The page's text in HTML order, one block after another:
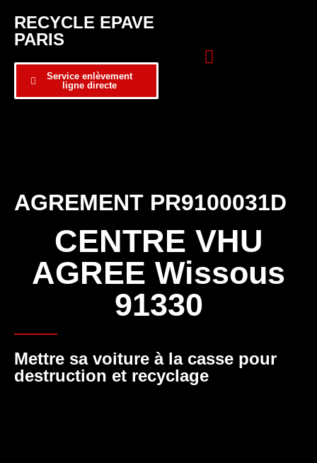
RECYCLE EPAVE
PARIS
Service enlèvement
ligne directe
AGREMENT PR9100031D
CENTRE VHU
AGREE Wissous
91330
Mettre sa voiture à la casse pour
destruction et recyclage